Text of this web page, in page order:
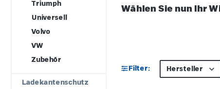
Triumph
Universell
Volvo
VW
Zubehör
Ladekantenschutz
Wählen Sie nun Ihr
Filter: Hersteller